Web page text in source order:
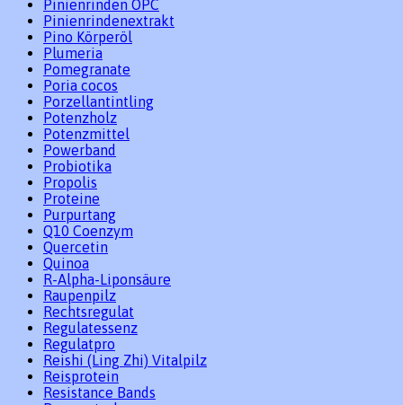
Pinienrinden OPC
Pinienrindenextrakt
Pino Körperöl
Plumeria
Pomegranate
Poria cocos
Porzellantintling
Potenzholz
Potenzmittel
Powerband
Probiotika
Propolis
Proteine
Purpurtang
Q10 Coenzym
Quercetin
Quinoa
R-Alpha-Liponsäure
Raupenpilz
Rechtsregulat
Regulatessenz
Regulatpro
Reishi (Ling Zhi) Vitalpilz
Reisprotein
Resistance Bands